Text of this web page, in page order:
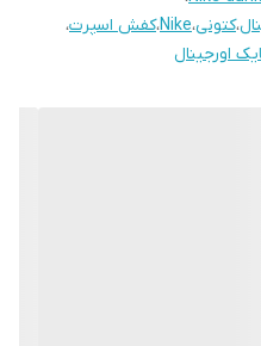
،کتونی،Nike،کفش اسپرت،
اورجینال